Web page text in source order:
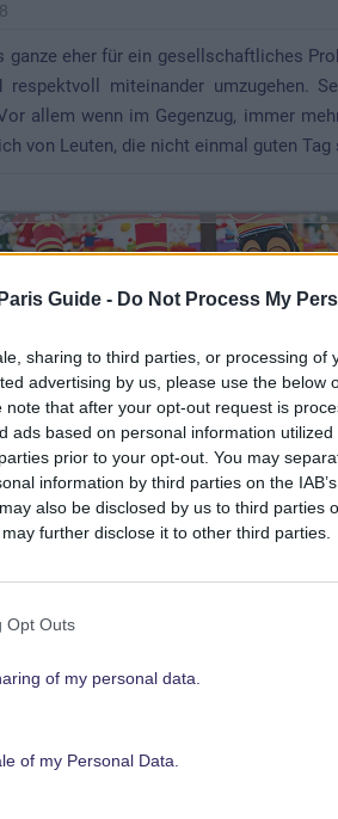
Guide - Do Not Process My
sharing to third parties, or processing of
advertising by us, please use the below
that after your opt-out request is
ads based on personal information
prior to your opt-out. You may
information by third parties on the
also be disclosed by us to third parties
further disclose it to other third parties.
Opt Outs
of my personal data.
of my Personal Data.
ganze eher für ein gesellschaftliches
respektvoll miteinander umzugehen.
allem wenn im Gegenzug, immer
von Leuten, die nicht einmal guten
schrieb:
ganze eher für ein gesellschaftliches
miteinander umzugehen. Sehe ich
immer mehr Leute sich beklagen,
guten Tag sagen, wenn sie ins Geschäft
ich genau so. Dazu kommt noch